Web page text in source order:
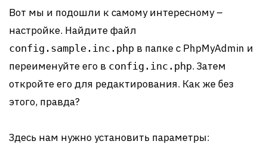
Вот мы и подошли к самому интересному –
настройке. Найдите файл
config.sample.inc.php в папке с PhpMyAdmin и
переименуйте его в config.inc.php. Затем
откройте его для редактирования. Как же без
этого, правда?
Здесь нам нужно установить параметры: